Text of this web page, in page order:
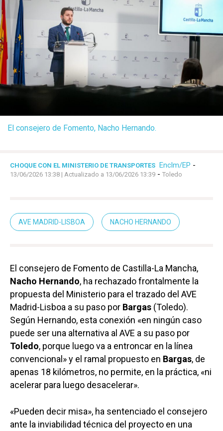
El consejero de Fomento, Nacho Hernando.
CHOQUE CON EL MINISTERIO DE TRANSPORTES Enclm/EP -
13/06/2026 13:38 | Actualizado a 13/06/2026 13:39 - Toledo
AVE MADRID-LISBOA NACHO HERNANDO
El consejero de Fomento de Castilla-La Mancha,
Nacho Hernando, ha rechazado frontalmente la
propuesta del Ministerio para el trazado del AVE
Madrid-Lisboa a su paso por Bargas (Toledo).
Según Hernando, esta conexión «en ningún caso
puede ser una alternativa al AVE a su paso por
Toledo, porque luego va a entroncar en la línea
convencional» y el ramal propuesto en Bargas, de
apenas 18 kilómetros, no permite, en la práctica, «ni
acelerar para luego desacelerar».
«Pueden decir misa», ha sentenciado el consejero
ante la inviabilidad técnica del proyecto en una